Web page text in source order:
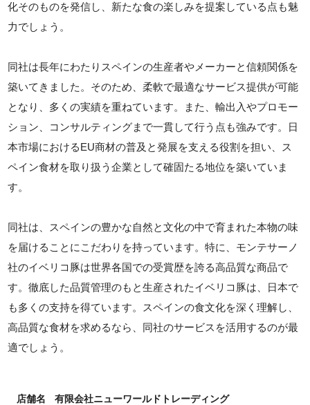
化そのものを発信し、新たな食の楽しみを提案している点も魅
力でしょう。
同社は長年にわたりスペインの生産者やメーカーと信頼関係を
築いてきました。そのため、柔軟で最適なサービス提供が可能
となり、多くの実績を重ねています。また、輸出入やプロモー
ション、コンサルティングまで一貫して行う点も強みです。日
本市場におけるEU商材の普及と発展を支える役割を担い、ス
ペイン食材を取り扱う企業として確固たる地位を築いていま
す。
同社は、スペインの豊かな自然と文化の中で育まれた本物の味
を届けることにこだわりを持っています。特に、モンテサーノ
社のイベリコ豚は世界各国での受賞歴を誇る高品質な商品で
す。徹底した品質管理のもと生産されたイベリコ豚は、日本で
も多くの支持を得ています。スペインの食文化を深く理解し、
高品質な食材を求めるなら、同社のサービスを活用するのが最
適でしょう。
店舗名 有限会社ニューワールドトレーディング